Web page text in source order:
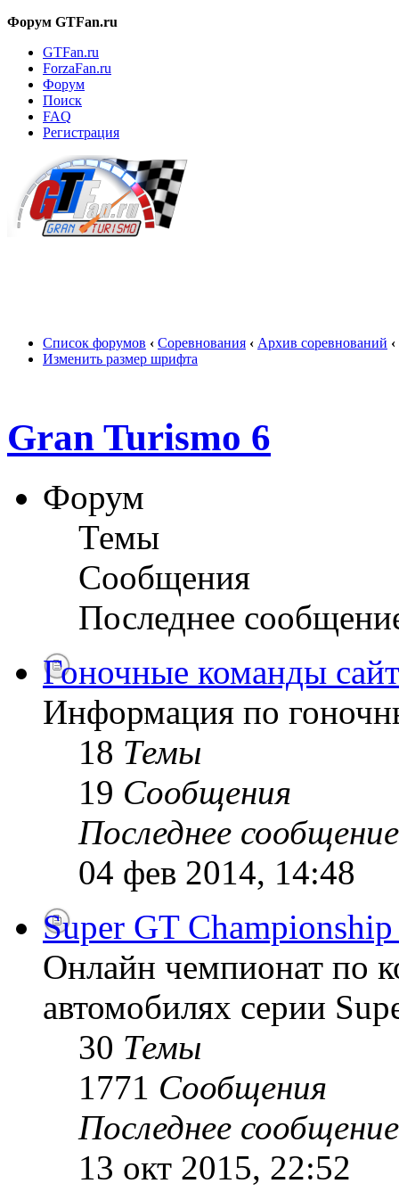
Форум GTFan.ru
GTFan.ru
ForzaFan.ru
Форум
Поиск
FAQ
Регистрация
Список форумов ‹ Соревнования ‹ Архив соревнований ‹
Изменить размер шрифта
Gran Turismo 6
Форум
Темы
Сообщения
Последнее
Гоночные команды
Информация по
18 Темы
19 Сообщения
Последнее сообщение
04 фев 2014, 14:48
Super GT
Онлайн чемпионат по
автомобилях серии
30 Темы
1771 Сообщения
Последнее сообщение
13 окт 2015, 22:52